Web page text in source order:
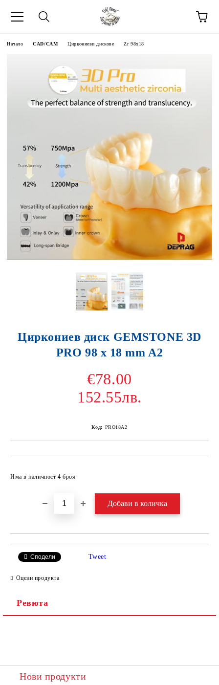
Начало CAD/CAM Циркониеви дискове Zr 98x18
Циркониев диск GEMSTONE 3D
PRO 98 x 18 mm A2
€78.00
152.55лв.
Код: PRO18A2
Има в наличност 4 броя
Сподели Tweet
Оцени продукта
Ревюта
Нови продукти